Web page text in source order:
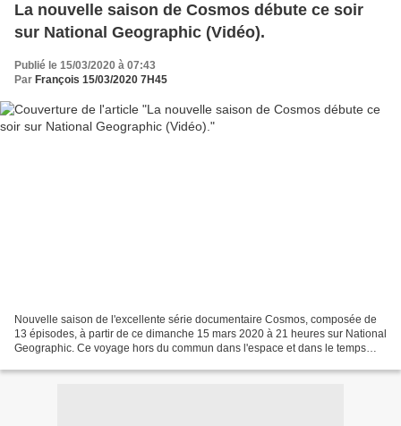
La nouvelle saison de Cosmos débute ce soir
sur National Geographic (Vidéo).
Publié le 15/03/2020 à 07:43
Par François 15/03/2020 7H45
Nouvelle saison de l'excellente série documentaire Cosmos, composée de
13 épisodes, à partir de ce dimanche 15 mars 2020 à 21 heures sur National
Geographic. Ce voyage hors du commun dans l'espace et dans le temps